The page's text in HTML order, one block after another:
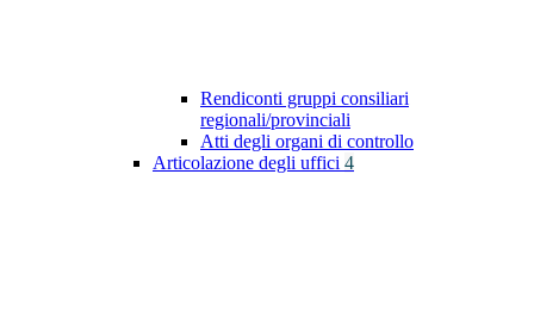
Rendiconti gruppi consiliari
regionali/provinciali
Atti degli organi di controllo
Articolazione degli uffici 4